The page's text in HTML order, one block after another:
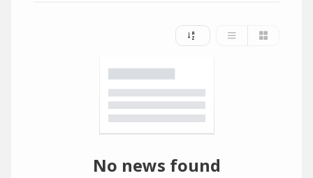
No news found